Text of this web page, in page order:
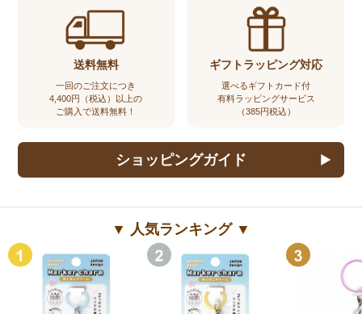
送料無料
一回のご注文につき
4,400円（税込）以上の
ご購入で送料無料！
ギフトラッピング対応
選べるギフトカード付
有料ラッピングサービス
（385円税込）
ショッピングガイド
▼ 人気ランキング ▼